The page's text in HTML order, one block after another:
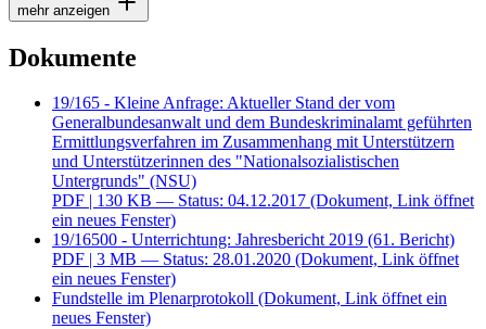
mehr anzeigen
Dokumente
19/165 - Kleine Anfrage: Aktueller Stand der vom
Generalbundesanwalt und dem Bundeskriminalamt geführten
Ermittlungsverfahren im Zusammenhang mit Unterstützern
und Unterstützerinnen des "Nationalsozialistischen
Untergrunds" (NSU)
PDF | 130 KB — Status: 04.12.2017 (Dokument, Link öffnet
ein neues Fenster)
19/16500 - Unterrichtung: Jahresbericht 2019 (61. Bericht)
PDF | 3 MB — Status: 28.01.2020 (Dokument, Link öffnet
ein neues Fenster)
Fundstelle im Plenarprotokoll (Dokument, Link öffnet ein
neues Fenster)